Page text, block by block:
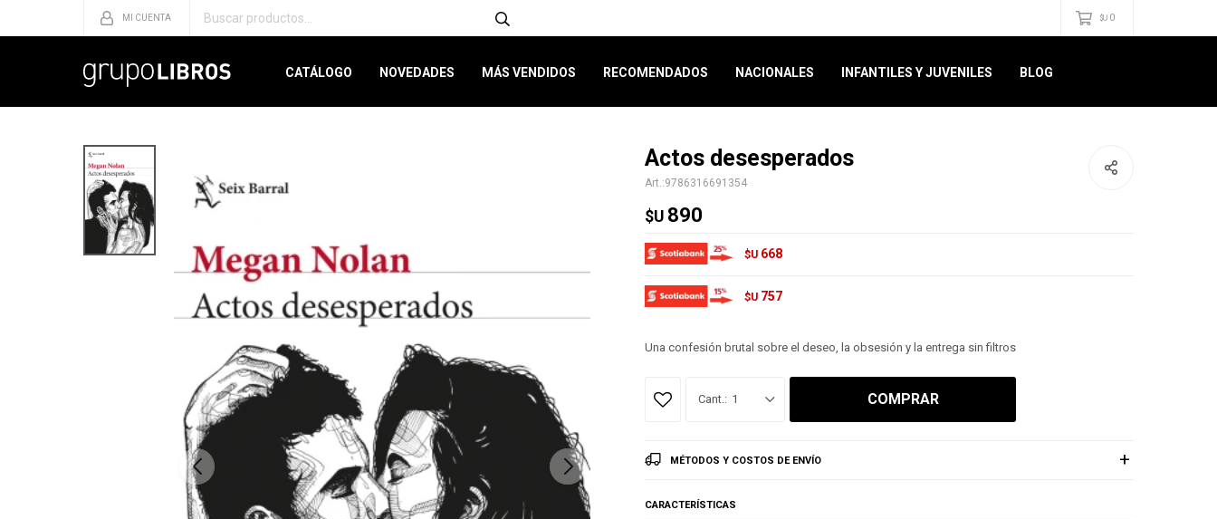
CATÁLOGO NOVEDADES MÁS VENDIDOS RECOMENDADOS NACIONALES INFANTILES Y JUVENILES BLOG
$U 0
Actos desesperados
9786316691354
$U 890
$U 668
$U 757
Una confesión brutal sobre el deseo, la obsesión y la entrega sin filtros
1 COMPRAR
MÉTODOS Y COSTOS DE ENVÍO
CARACTERÍSTICAS